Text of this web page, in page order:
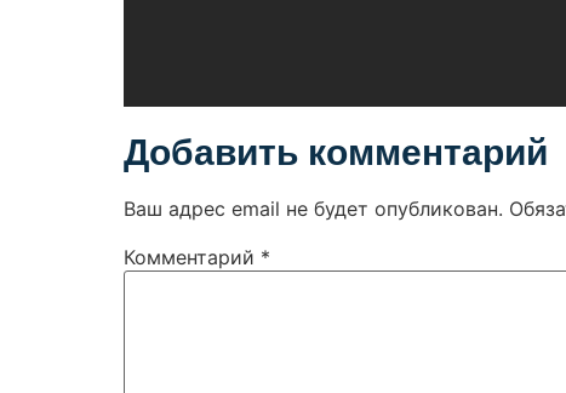
Добавить комментарий
Ваш адрес email не будет опубликован.
Комментарий *